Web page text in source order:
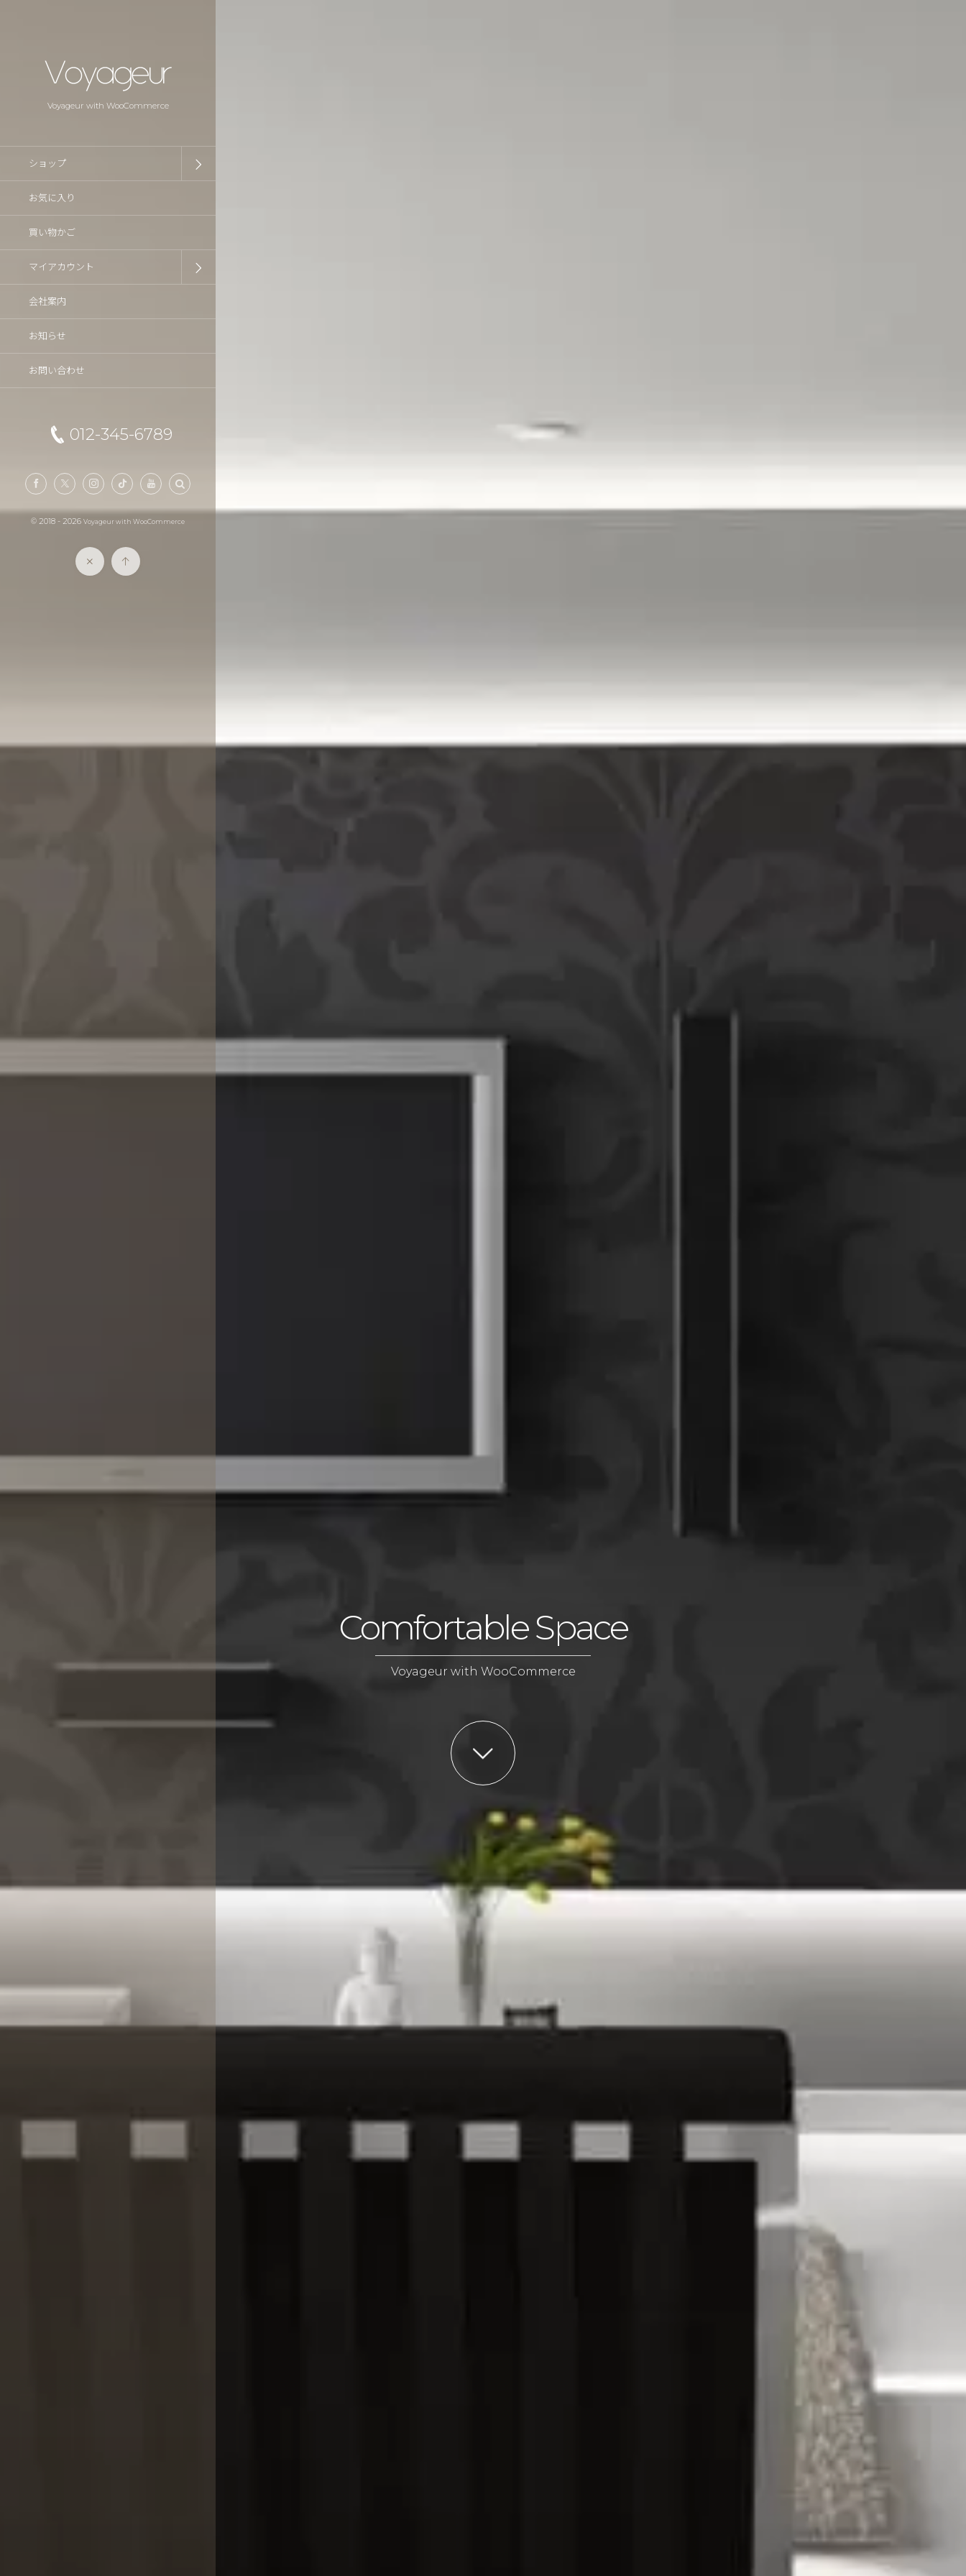
Voyageur with WooCommerce
ショップ
お気に入り
買い物かご
マイアカウント
会社案内
お知らせ
お問い合わせ
012-345-6789
© 2018 - 2026 Voyageur with WooCommerce
Comfortable Space
Voyageur with WooCommerce